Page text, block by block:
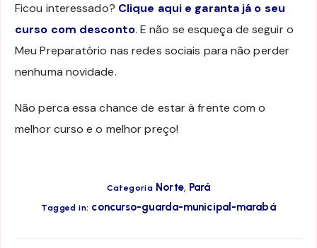
Ficou interessado? Clique aqui e garanta já o seu
curso com desconto. E não se esqueça de seguir o
Meu Preparatório nas redes sociais para não perder
nenhuma novidade.
Não perca essa chance de estar à frente com o
melhor curso e o melhor preço!
Categoria Norte, Pará
Tagged in: concurso-guarda-municipal-marabá